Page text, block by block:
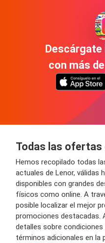
con más
Todas las ofertas
Hemos recopilado todas
actuales de Lenor, válidas
disponibles con grandes
físicos como online. A
posible localizar el mejor
promociones destacadas.
detalles sobre
términos adicionales en la